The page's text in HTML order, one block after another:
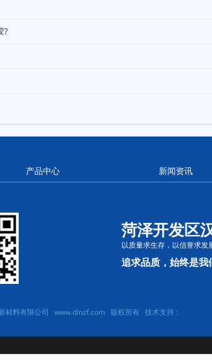
?
产品中心 新闻资讯
菏泽开发区
以质量求生存，以信誉求发
追求品质，始终是我
料有限公司 www.dlnzf.com 版权所有 技术支持：